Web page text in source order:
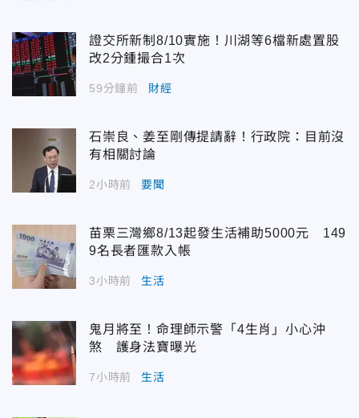
證交所新制8/10實施！川湖等6檔新處置股
改2分鍾撮合1次
59分鐘前 財經
石崇良、姜至剛傳提請辭！行政院：目前沒
有相關討論
2小時前 要聞
苗栗三灣鄉8/13起發生活補助5000元 149
9名長者匯款入帳
3小時前 生活
鬼月將至！命理師示警「4生肖」小心沖
煞 護身法寶曝光
7小時前 生活